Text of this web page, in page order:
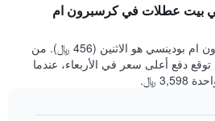
بيت عطلات في كرسبرون ام
أرخص يوم للإقامة في كرسبرون ام بودينسي هو الاثنين (456 ﷼). من
دفع أعلى سعر في الأربعاء، عندما
﷼.